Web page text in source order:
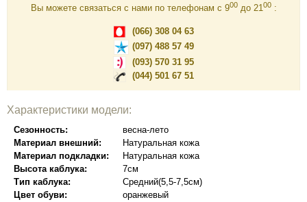
Вы можете связаться с нами по телефонам c 900до 2100:
(066) 308 04 63
(097) 488 57 49
(093) 570 31 95
(044) 501 67 51
Характеристики модели:
Сезонность:
весна-лето
Материал внешний:
Натуральная кожа
Материал подкладки:
Натуральная кожа
Высота каблука:
7см
Тип каблука:
Средний(5,5-7,5см)
Цвет обуви:
оранжевый